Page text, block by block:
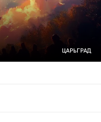
ЦАРЬГРАД